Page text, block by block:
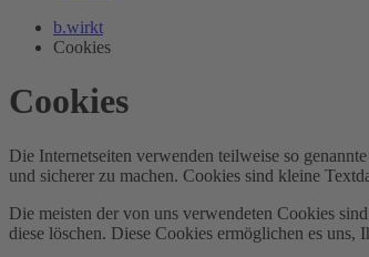
b.wirkt
Cookies
Cookies
Die Internetseiten verwenden teilweise so
und sicherer zu machen. Cookies sind kleine
Die meisten der von uns verwendeten Cookies
diese löschen. Diese Cookies ermöglichen es